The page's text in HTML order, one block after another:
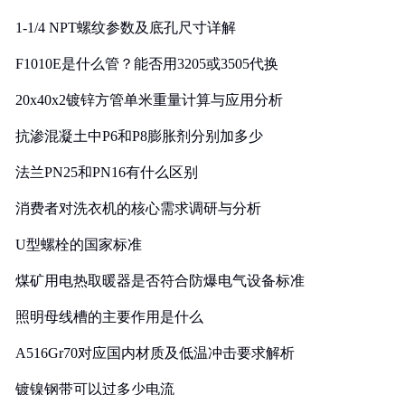
1-1/4 NPT螺纹参数及底孔尺寸详解
F1010E是什么管？能否用3205或3505代换
20x40x2镀锌方管单米重量计算与应用分析
抗渗混凝土中P6和P8膨胀剂分别加多少
法兰PN25和PN16有什么区别
消费者对洗衣机的核心需求调研与分析
U型螺栓的国家标准
煤矿用电热取暖器是否符合防爆电气设备标准
照明母线槽的主要作用是什么
A516Gr70对应国内材质及低温冲击要求解析
镀镍钢带可以过多少电流